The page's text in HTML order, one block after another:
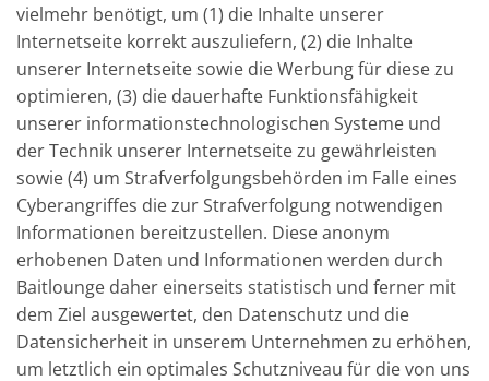
vielmehr benötigt, um (1) die Inhalte unserer
Internetseite korrekt auszuliefern, (2) die Inhalte
unserer Internetseite sowie die Werbung für diese zu
optimieren, (3) die dauerhafte Funktionsfähigkeit
unserer informationstechnologischen Systeme und
der Technik unserer Internetseite zu gewährleisten
sowie (4) um Strafverfolgungsbehörden im Falle eines
Cyberangriffes die zur Strafverfolgung notwendigen
Informationen bereitzustellen. Diese anonym
erhobenen Daten und Informationen werden durch
Baitlounge daher einerseits statistisch und ferner mit
dem Ziel ausgewertet, den Datenschutz und die
Datensicherheit in unserem Unternehmen zu erhöhen,
um letztlich ein optimales Schutzniveau für die von uns